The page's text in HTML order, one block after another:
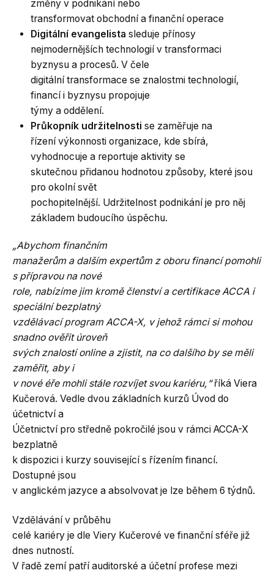
změny v podnikání nebo
transformovat obchodní a finanční operace
Digitální evangelista sleduje přínosy
nejmodernějších technologií v transformaci
byznysu a procesů. V čele
digitální transformace se znalostmi technologií,
financí i byznysu propojuje
týmy a oddělení.
Průkopník udržitelnosti se zaměřuje na
řízení výkonnosti organizace, kde sbírá,
vyhodnocuje a reportuje aktivity se
skutečnou přidanou hodnotou způsoby, které jsou
pro okolní svět
pochopitelnější. Udržitelnost podnikání je pro něj
základem budoucího úspěchu.
„Abychom finančním
manažerům a dalším expertům z oboru financí pomohli
s přípravou na nové
role, nabízíme jim kromě členství a certifikace ACCA i
speciální bezplatný
vzdělávací program ACCA-X, v jehož rámci si mohou
snadno ověřit úroveň
svých znalostí online a zjistit, na co dalšího by se měli
zaměřit, aby i
v nové éře mohli stále rozvíjet svou kariéru,“říká Viera
Kučerová. Vedle dvou základních kurzů Úvod do
účetnictví a
Účetnictví pro středně pokročilé jsou v rámci ACCA-X
bezplatně
k dispozici i kurzy související s řízením financí.
Dostupné jsou
v anglickém jazyce a absolvovat je lze během 6 týdnů.
Vzdělávání v průběhu
celé kariéry je dle Viery Kučerové ve finanční sféře již
dnes nutností.
V řadě zemí patří auditorské a účetní profese mezi